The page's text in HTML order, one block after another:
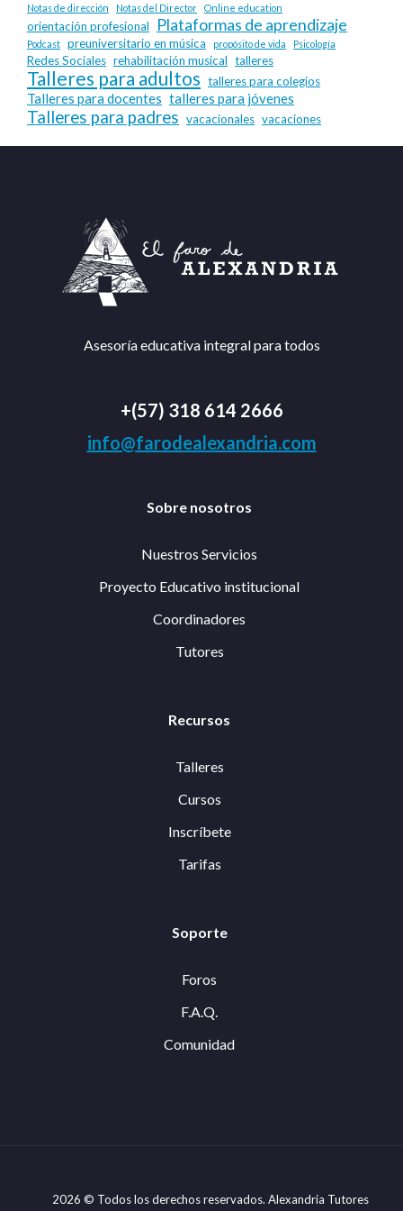
Notas de dirección Notas del Director Online education
orientación profesional Plataformas de aprendizaje
Podcast preuniversitario en música propósito de vida Psicología
Redes Sociales rehabilitación musical talleres
Talleres para adultos talleres para colegios
Talleres para docentes talleres para jóvenes
Talleres para padres vacacionales vacaciones
Asesoría educativa integral para todos
+(57) 318 614 2666
info@farodealexandria.com
Sobre nosotros
Nuestros Servicios
Proyecto Educativo institucional
Coordinadores
Tutores
Recursos
Talleres
Cursos
Inscríbete
Tarifas
Soporte
Foros
F.A.Q.
Comunidad
2026 © Todos los derechos reservados. Alexandria Tutores